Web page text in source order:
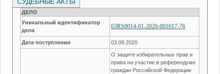
ДЕЛО
Уникальный идентификатор
дела
63RS0014-01-2020-001617-76
Дата поступления 03.09.2020
О защите избирательных прав и
права на участие в референдуме
граждан Российской Федерации